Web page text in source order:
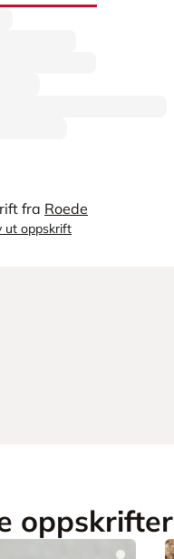
fra Roede
ut oppskrift
oppskrifter